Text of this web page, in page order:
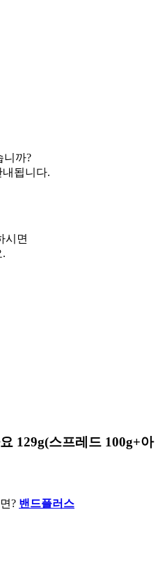
니까?
됩니다.
시면
.
129g(스프레드 100g+아
? 밴드플러스